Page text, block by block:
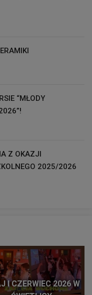
“MŁODY
Z OKAZJI
2025/2026
I CZERWIEC 2026 W